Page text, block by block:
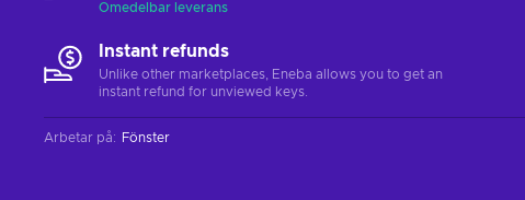
Omedelbar leverans
Instant refunds
Unlike other marketplaces, Eneba allows you to get an
instant refund for unviewed keys.
Arbetar på: Fönster